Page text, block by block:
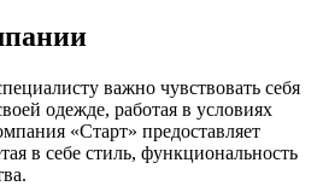
важно чувствовать себя
одежде, работая в условиях
«Старт» предоставляет
в себе стиль, функциональность